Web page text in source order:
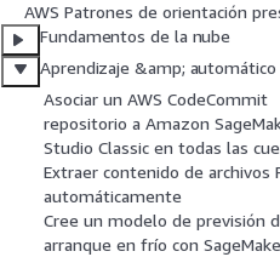
AWS Patrones de orientación
Fundamentos de la nube
Aprendizaje &amp; automático
Asociar un AWS CodeCommit
repositorio a Amazon
Studio Classic en todas las
Extraer contenido de archivos
automáticamente
Cree un modelo de previsión
arranque en frío con